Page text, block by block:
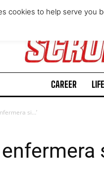
CAREER
si…’
cookies to help serve you